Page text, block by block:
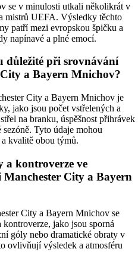
se v minulosti utkali několikrát v
mistrů UEFA. Výsledky těchto
patří mezi evropskou špičku a
napínavé a plné emocí.
důležité při srovnávání
a Bayern Mnichov?
City a Bayern Mnichov je
jako jsou počet vstřelených a
na branku, úspěšnost přihrávek
Tyto údaje mohou
kvalitě obou týmů.
a kontroverze ve
Manchester City a Bayern
City a Bayern Mnichov se
jako jsou sporná
góly nebo dramatické obraty v
ovlivňují výsledek a atmosféru